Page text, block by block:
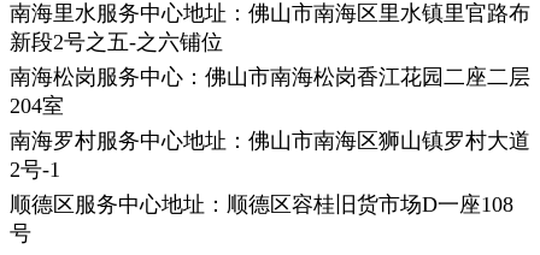
南海里水服务中心地址：佛山市南海区里水镇里官路布
新段2号之五-之六铺位
南海松岗服务中心：佛山市南海松岗香江花园二座二层
204室
南海罗村服务中心地址：佛山市南海区狮山镇罗村大道
2号-1
顺德区服务中心地址：顺德区容桂旧货市场D一座108
号